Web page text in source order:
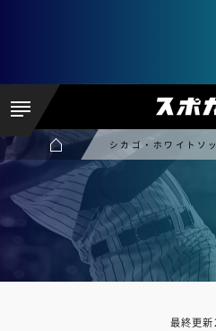
シカゴ・ホワイトソ
最終更新